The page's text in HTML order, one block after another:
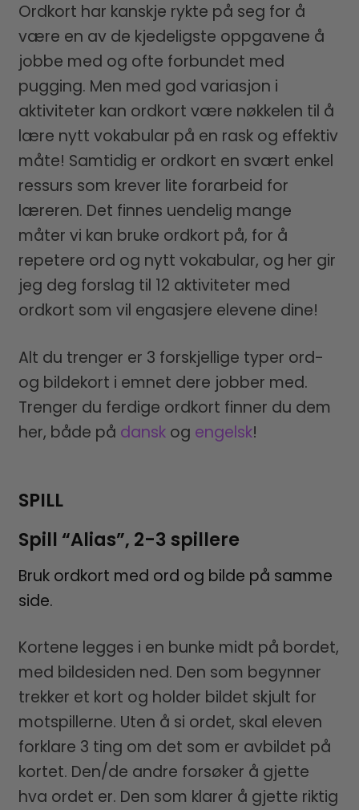
Ordkort har kanskje rykte på seg for å
være en av de kjedeligste oppgavene å
jobbe med og ofte forbundet med
pugging. Men med god variasjon i
aktiviteter kan ordkort være nøkkelen til å
lære nytt vokabular på en rask og effektiv
måte! Samtidig er ordkort en svært enkel
ressurs som krever lite forarbeid for
læreren. Det finnes uendelig mange
måter vi kan bruke ordkort på, for å
repetere ord og nytt vokabular, og her gir
jeg deg forslag til 12 aktiviteter med
ordkort som vil engasjere elevene dine!
Alt du trenger er 3 forskjellige typer ord-
og bildekort i emnet dere jobber med.
Trenger du ferdige ordkort finner du dem
her, både på danskog engelsk!
SPILL
Spill “Alias”, 2-3 spillere
Bruk ordkort med ord og bilde på samme
side.
Kortene legges i en bunke midt på bordet,
med bildesiden ned. Den som begynner
trekker et kort og holder bildet skjult for
motspillerne. Uten å si ordet, skal eleven
forklare 3 ting om det som er avbildet på
kortet. Den/de andre forsøker å gjette
hva ordet er. Den som klarer å gjette riktig